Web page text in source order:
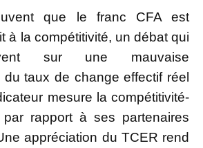
que le franc CFA est
à la compétitivité, un débat qui
sur une mauvaise
taux de change effectif réel
mesure la compétitivité-
par rapport à ses partenaires
appréciation du TCER rend